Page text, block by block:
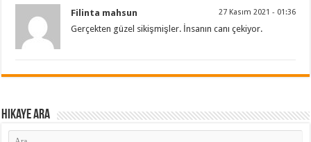
Filinta mahsun 27 Kasım 2021 - 01:36
Gerçekten güzel sikişmişler. İnsanın canı çekiyor.
Hikaye ARA